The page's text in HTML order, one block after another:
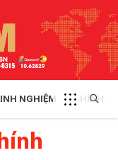
NGHIỆM CHÍNH